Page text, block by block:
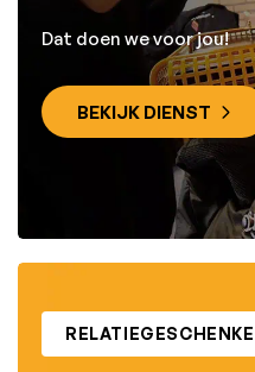
Dat doen we voor jou!
BEKIJK DIENST